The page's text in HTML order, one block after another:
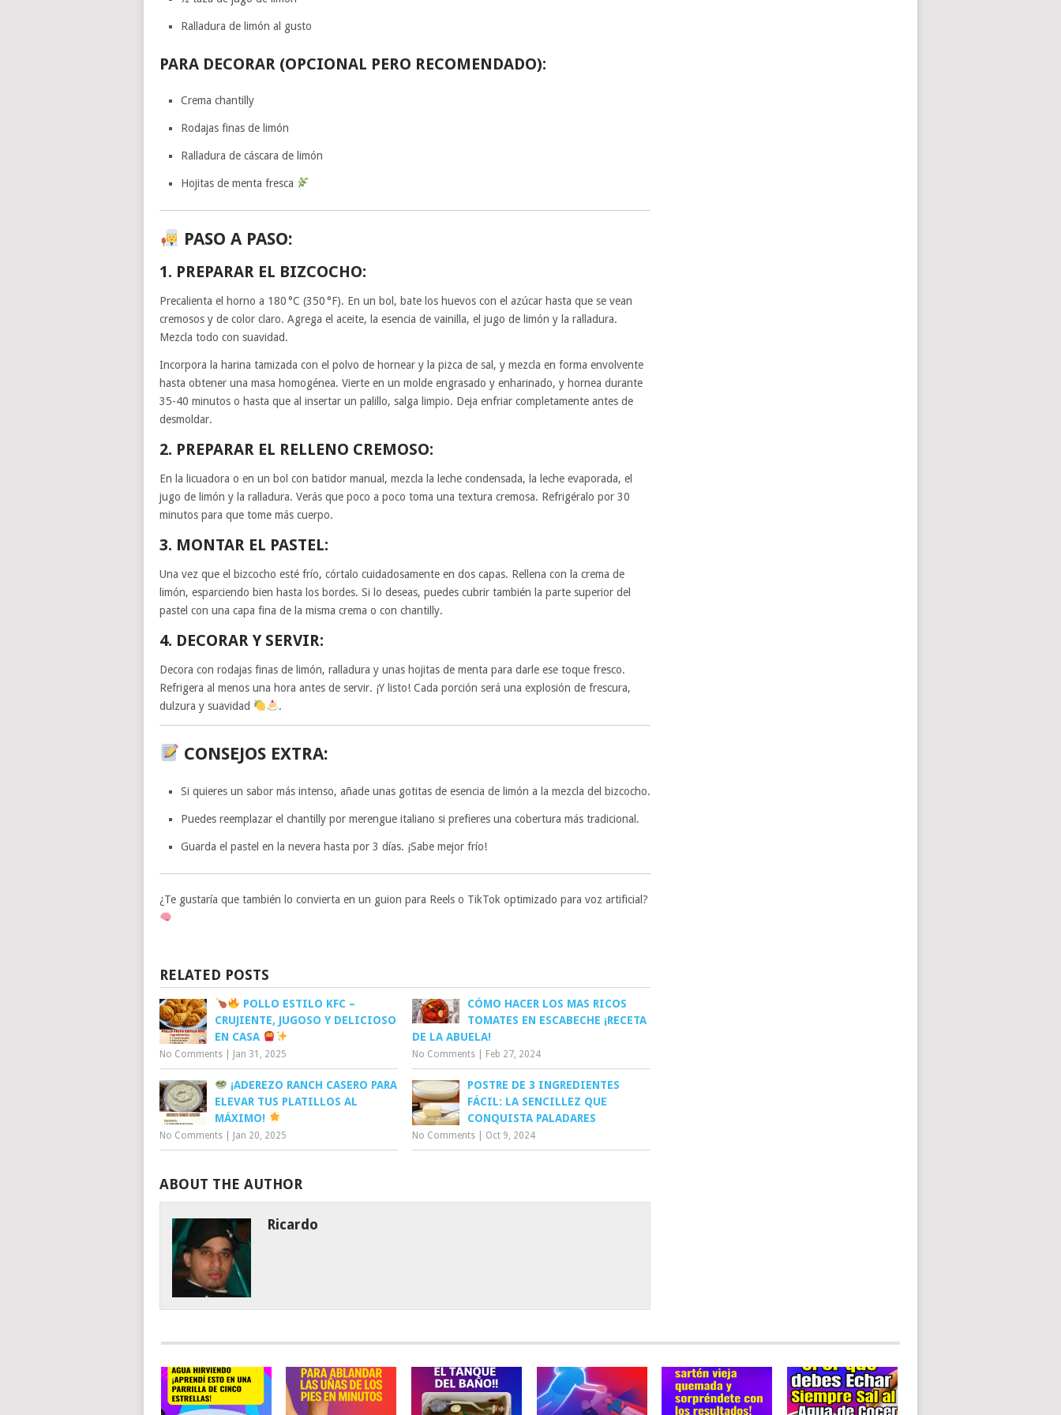
Ralladura de limón al gusto
PARA DECORAR (OPCIONAL PERO RECOMENDADO):
Crema chantilly
Rodajas finas de limón
Ralladura de cáscara de limón
Hojitas de menta fresca
PASO A PASO:
1. PREPARAR EL BIZCOCHO:
Precalienta el horno a 180 °C (350 °F). En un bol, bate los huevos con el azúcar hasta que se vean
cremosos y de color claro. Agrega el aceite, la esencia de vainilla, el jugo de limón y la ralladura.
Mezcla todo con suavidad.
Incorpora la harina tamizada con el polvo de hornear y la pizca de sal, y mezcla en forma envolvente
hasta obtener una masa homogénea. Vierte en un molde engrasado y enharinado, y hornea durante
35-40 minutos o hasta que al insertar un palillo, salga limpio. Deja enfriar completamente antes de
desmoldar.
2. PREPARAR EL RELLENO CREMOSO:
En la licuadora o en un bol con batidor manual, mezcla la leche condensada, la leche evaporada, el
jugo de limón y la ralladura. Verás que poco a poco toma una textura cremosa. Refrigéralo por 30
minutos para que tome más cuerpo.
3. MONTAR EL PASTEL:
Una vez que el bizcocho esté frío, córtalo cuidadosamente en dos capas. Rellena con la crema de
limón, esparciendo bien hasta los bordes. Si lo deseas, puedes cubrir también la parte superior del
pastel con una capa fina de la misma crema o con chantilly.
4. DECORAR Y SERVIR:
Decora con rodajas finas de limón, ralladura y unas hojitas de menta para darle ese toque fresco.
Refrigera al menos una hora antes de servir. ¡Y listo! Cada porción será una explosión de frescura,
dulzura y suavidad
.
CONSEJOS EXTRA:
Si quieres un sabor más intenso, añade unas gotitas de esencia de limón a la mezcla del bizcocho.
Puedes reemplazar el chantilly por merengue italiano si prefieres una cobertura más tradicional.
Guarda el pastel en la nevera hasta por 3 días. ¡Sabe mejor frío!
¿Te gustaría que también lo convierta en un guion para Reels o TikTok optimizado para voz artificial?
RELATED POSTS
POLLO ESTILO KFC –
CRUJIENTE, JUGOSO Y DELICIOSO
EN CASA
No Comments Jan 31, 2025
CÓMO HACER LOS MAS RICOS
TOMATES EN ESCABECHE ¡RECETA
DE LA ABUELA!
No Comments Feb 27, 2024
¡ADEREZO RANCH CASERO PARA
ELEVAR TUS PLATILLOS AL
MÁXIMO!
No Comments Jan 20, 2025
POSTRE DE 3 INGREDIENTES
FÁCIL: LA SENCILLEZ QUE
CONQUISTA PALADARES
No Comments Oct 9, 2024
ABOUT THE AUTHOR
Ricardo